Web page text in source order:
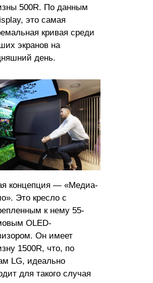
500R. По данным
это самая
кривая среди
экранов на
день.
концепция — «Медиа-
Это кресло с
к нему 55-
OLED-
Он имеет
1500R, что, по
LG, идеально
для такого случая